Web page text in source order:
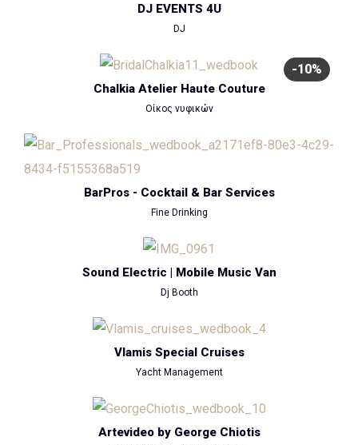
DJ EVENTS 4U
DJ
-10%
Chalkia Atelier Haute Couture
Οίκος νυφικών
BarPros - Cocktail & Bar Services
Fine Drinking
Sound Electric | Mobile Music Van
Dj Booth
Vlamis Special Cruises
Yacht Management
Artevideo by George Chiotis